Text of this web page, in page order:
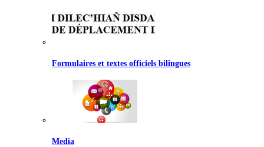
Formulaires et textes officiels bilingues
Media